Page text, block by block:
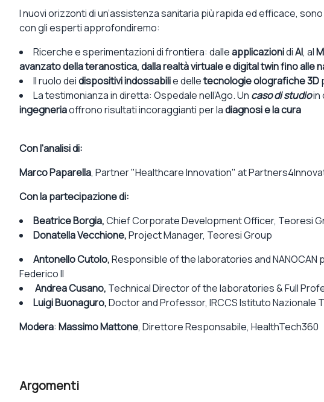
I nuovi orizzonti di un’assistenza sanitaria più rapida ed efficace,
con gli esperti approfondiremo:
Ricerche e sperimentazioni di frontiera: dalleapplicazionidiAI, al
avanzato della teranostica, dalla realtà virtuale e digital twin fino alle
Il ruolo deidispositivi indossabilie delletecnologie olografiche 3D
La testimonianza in diretta: Ospedale nell’Ago. Un caso di studioin
ingegneriaoffrono risultati incoraggianti per ladiagnosi e la cura
Con l'analisi di:
Marco Paparella, Partner "Healthcare Innovation" at
Con la partecipazione di:
Beatrice Borgia,Chief Corporate Development Officer, Teoresi
Donatella Vecchione,Project Manager, Teoresi Group
Antonello Cutolo,Responsible of the laboratories and NANOCAN
Federico II
Andrea Cusano, Technical Director of the laboratories & Full
Luigi Buonaguro,Doctor and Professor, IRCCS Istituto Nazionale
Modera: Massimo Mattone, Direttore Responsabile, HealthTech360
Argomenti